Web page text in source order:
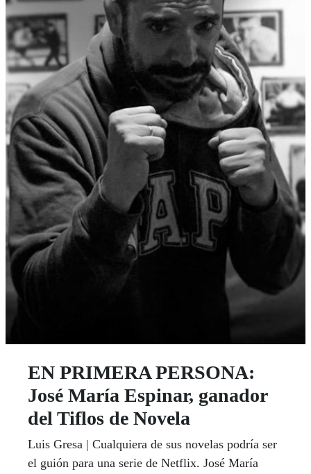
EN PRIMERA PERSONA:
José María Espinar, ganador
del Tiflos de Novela
Luis Gresa | Cualquiera de sus novelas podría ser
el guión para una serie de Netflix. José María